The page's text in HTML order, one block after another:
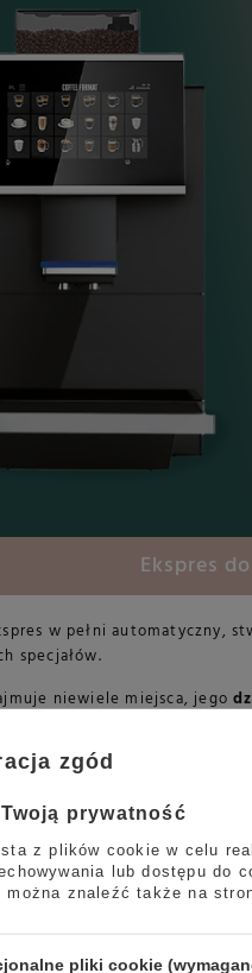
Ekspres
w pełni automatyczny,
specjałów.
niewiele miejsca, jego
funkcje sprawiają, że
możliwość podłączenie
wyprowadzone złącze (lub
kawy, filiżanka po
jego wydajność, nawet
zgód
prywatność
z plików cookie w celu
lub dostępu do
można znaleźć także na
pliki cookie